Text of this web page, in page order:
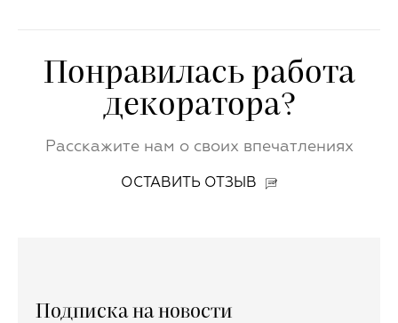
Понравилась работа
декоратора?
Расскажите нам о своих впечатлениях
ОСТАВИТЬ ОТЗЫВ
Подписка на новости